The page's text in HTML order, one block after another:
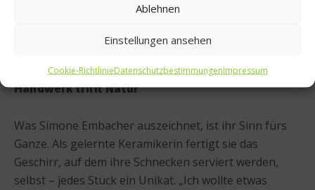
Ablehnen
Einstellungen ansehen
Cookie-RichtlinieDatenschutzbestimmungenImpressum
kommen skeptisch – und gehen begeistert. Wenn
man ihnen zeigt, wie fein und mild Schnecke schmeckt,
Handwerk trifft Natur
Was Simone Embacher auszeichnet, ist ihr Sinn fürs
Ganze. Als gelernte Keramikerin fertigt sie das
Geschirr, auf dem ihre Schnecken serviert werden,
selbst – jedes Stück ein Unikat. „Ich wollte etwas